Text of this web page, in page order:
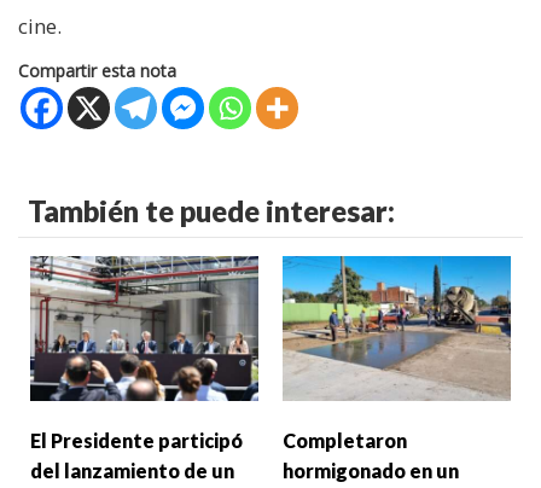
cine.
Compartir esta nota
También te puede interesar:
El Presidente participó
del lanzamiento de un
Completaron
hormigonado en un